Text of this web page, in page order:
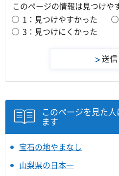
このページの情報は見つけや
1：見つけやすかった
3：見つけにくかった
このページを見た
ます
宝石の地やまなし
山梨県の日本一